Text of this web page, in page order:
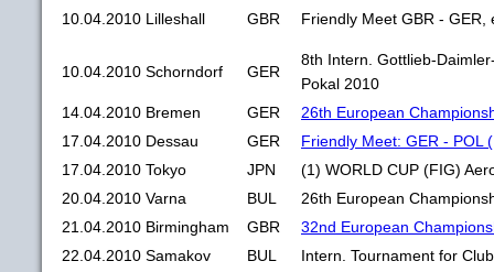
10.04.2010 Lilleshall GBR Friendly Meet GBR - GER,
10.04.2010 Schorndorf GER
8th Intern. Gottlieb-
Pokal 2010
14.04.2010 Bremen GER
26th European
17.04.2010 Dessau GER
Friendly Meet: GER - POL
17.04.2010 Tokyo JPN
(1) WORLD CUP (FIG)
20.04.2010 Varna BUL
26th European
21.04.2010 Birmingham GBR
32nd European
22.04.2010 Samakov BUL
Intern. Tournament for